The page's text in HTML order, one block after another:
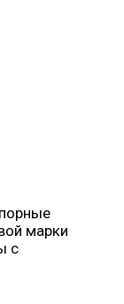
марки
с